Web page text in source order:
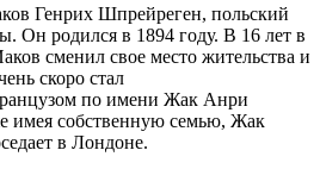
Генрих Шпрейреген, польский
Он родился в 1894 году. В 16 лет в
сменил свое место жительства и
скоро стал
по имени Жак Анри
имея собственную семью, Жак
в Лондоне.